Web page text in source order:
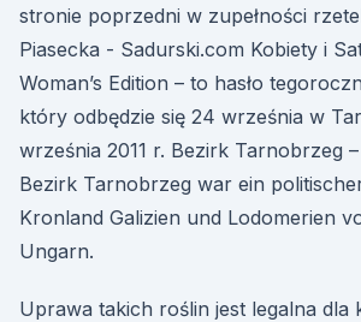
stronie poprzedni w zupełności
Piasecka - Sadurski.com Kobiety i
Woman’s Edition – to hasło
który odbędzie się 24 września w
września 2011 r. Bezirk Tarnobrzeg
Bezirk Tarnobrzeg war ein
Kronland Galizien und Lodomerien
Ungarn.
Uprawa takich roślin jest legalna dla